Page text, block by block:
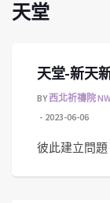
天堂
天堂-新天
BY西北祈禱院
2023-06-06
彼此建立問